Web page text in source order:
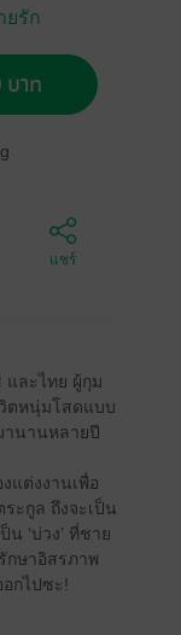
ยรัก
บาท
แชร์
และไทย ผู้กุม
ตหนุ่มโสดแบบ
านานหลายปี
แต่งงานเพื่อ
ะกูล ถึงจะเป็น
‘บ่วง’ ที่ชาย
กษาอิสรภาพ
อกไปซะ!